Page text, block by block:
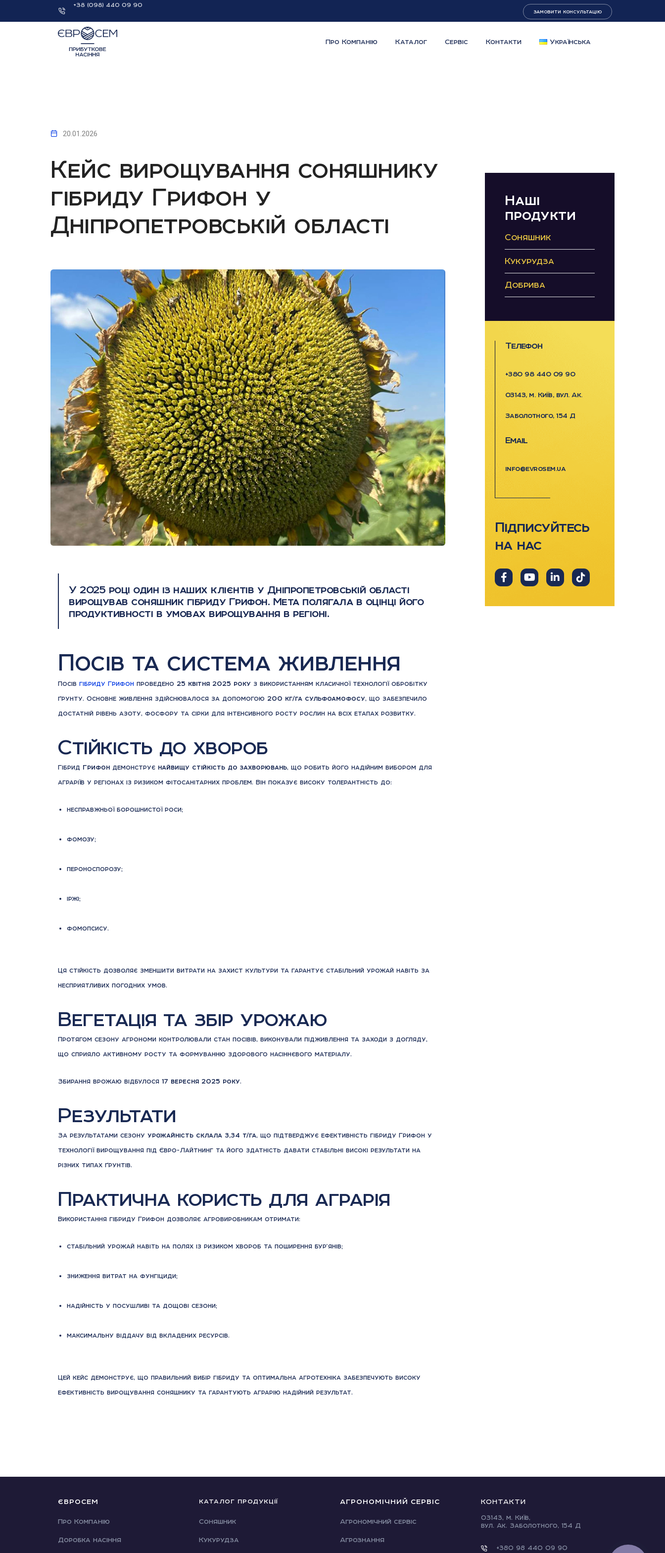
+38 (098) 440 09 90
замовити консультацію
Про Компанію Каталог Сервіс Контакти Українська
20.01.2026
Кейс вирощування соняшнику
гібриду Грифон у
Дніпропетровській області
У 2025 році один із наших клієнтів у Дніпропетровській області
вирощував соняшник гібриду Грифон. Мета полягала в оцінці його
продуктивності в умовах вирощування в регіоні.
Посів та система живлення
Посів гібриду Грифон проведено 25 квітня 2025 року з використанням класичної технології обробітку
ґрунту. Основне живлення здійснювалося за допомогою 200 кг/га сульфоамофосу, що забезпечило
достатній рівень азоту, фосфору та сірки для інтенсивного росту рослин на всіх етапах розвитку.
Стійкість до хвороб
Гібрид Грифон демонструє найвищу стійкість до захворювань, що робить його надійним вибором для
аграріїв у регіонах із ризиком фітосанітарних проблем. Він показує високу толерантність до:
несправжньої борошнистої роси;
фомозу;
пероноспорозу;
іржі;
фомопсису.
Ця стійкість дозволяє зменшити витрати на захист культури та гарантує стабільний урожай навіть за
несприятливих погодних умов.
Вегетація та збір урожаю
Протягом сезону агрономи контролювали стан посівів, виконували підживлення та заходи з догляду,
що сприяло активному росту та формуванню здорового насіннєвого матеріалу.
Збирання врожаю відбулося 17 вересня 2025 року.
Результати
За результатами сезону урожайність склала 3,34 т/га, що підтверджує ефективність гібриду Грифон у
технології вирощування під Євро-Лайтнинг та його здатність давати стабільні високі результати на
різних типах ґрунтів.
Практична користь для аграрія
Використання гібриду Грифон дозволяє агровиробникам отримати:
стабільний урожай навіть на полях із ризиком хвороб та поширення бур’янів;
зниження витрат на фунгіциди;
надійність у посушливі та дощові сезони;
максимальну віддачу від вкладених ресурсів.
Цей кейс демонструє, що правильний вибір гібриду та оптимальна агротехніка забезпечують високу
ефективність вирощування соняшнику та гарантують аграрію надійний результат.
Наші
продукти
Соняшник
Кукурудза
Добрива
Телефон
+380 98 440 09 90
03143, м. Київ, вул. Ак.
Заболотного, 154 Д
Email
info@evrosem.ua
Підписуйтесь
на нас
ЄВРОСЕМ
Про Компанію
Доробка насіння
КАТАЛОГ ПРОДУКЦІЇ
Соняшник
Кукурудза
АГРОНОМІЧНИЙ СЕРВІС
Агрономічний сервіс
Агрознання
КОНТАКТИ
03143, м. Київ,
вул. Ак. Заболотного, 154 Д
+380 98 440 09 90